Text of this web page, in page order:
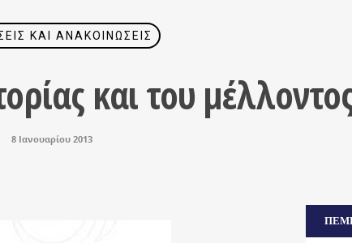
ΚΑΙ ΑΝΑΚΟΙΝΏΣΕΙΣ
και του
8 Ιανουαρίου 2013